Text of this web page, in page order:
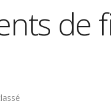
de